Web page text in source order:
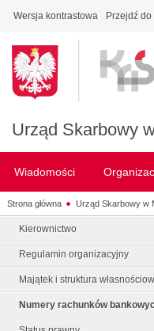
Wersja kontrastowa Przejdź do
Urząd Skarbowy
Wiadomości
Strona główna Urząd Skarbowy w
Kierownictwo
Regulamin organizacyjny
Majątek i struktura
Numery rachunków